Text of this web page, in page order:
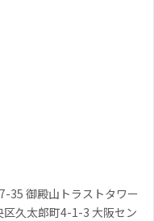
35 御殿山トラストタワー
区久太郎町4-1-3 大阪セン